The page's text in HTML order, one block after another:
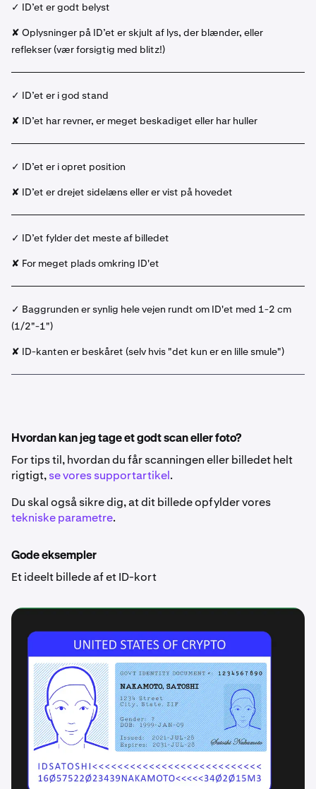
✓ ID’et er godt belyst
✘ Oplysninger på ID’et er skjult af lys, der blænder, eller
reflekser (vær forsigtig med blitz!)
✓ ID’et er i god stand
✘ ID’et har revner, er meget beskadiget eller har huller
✓ ID’et er i opret position
✘ ID’et er drejet sidelæns eller er vist på hovedet
✓ ID’et fylder det meste af billedet
✘ For meget plads omkring ID'et
✓ Baggrunden er synlig hele vejen rundt om ID'et med 1-2 cm
(1/2"-1")
✘ ID-kanten er beskåret (selv hvis "det kun er en lille smule")
Hvordan kan jeg tage et godt scan eller foto?
For tips til, hvordan du får scanningen eller billedet helt
rigtigt,se vores supportartikel.
Du skal også sikre dig, at dit billede opfylder vores
tekniske parametre.
Gode eksempler
Et ideelt billede af et ID-kort